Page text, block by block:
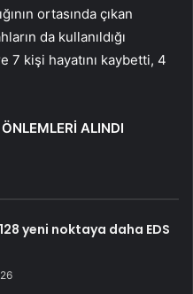
ortasında çıkan
da kullanıldığı
kişi hayatını kaybetti, 4
ALINDI
yeni noktaya daha EDS